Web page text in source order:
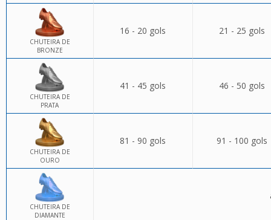
CHUTEIRA DE
BRONZE
16 - 20 gols 21 - 25 gols
CHUTEIRA DE
PRATA
41 - 45 gols 46 - 50 gols
CHUTEIRA DE
OURO
81 - 90 gols 91 - 100 gols
CHUTEIRA DE
DIAMANTE